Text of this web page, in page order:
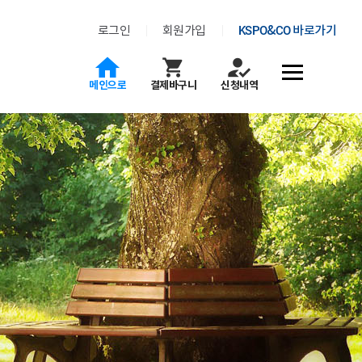
로그인 회원가입 KSPO&CO 바로가기
메인으로 결제바구니 신청내역